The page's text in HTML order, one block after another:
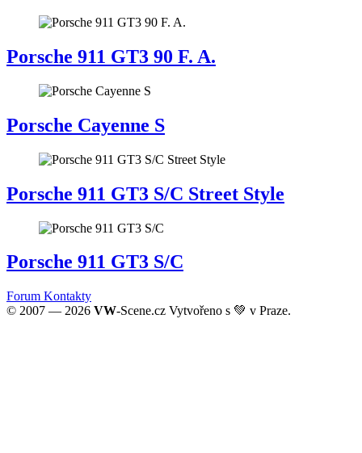
Porsche 911 GT3 90 F. A.
Porsche Cayenne S
Porsche 911 GT3 S/C Street Style
Porsche 911 GT3 S/C
Forum Kontakty
© 2007 — 2026 VW-Scene.cz Vytvořeno s 💚 v Praze.